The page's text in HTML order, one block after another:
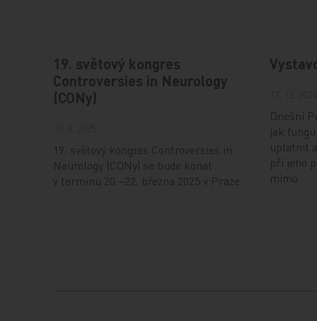
19. světový kongres
Controversies in Neurology
(CONy)
19. světový kongres Controversies in
Neurology (CONy) se bude konat
v termínu 20.–22. března 2025 v Praze.
Dnešní
jak
uplatnit
při jeho
mimo…